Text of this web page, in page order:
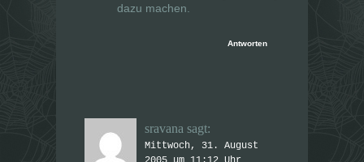
dazu machen.
Antworten
sravana sagt:
Mittwoch, 31. August